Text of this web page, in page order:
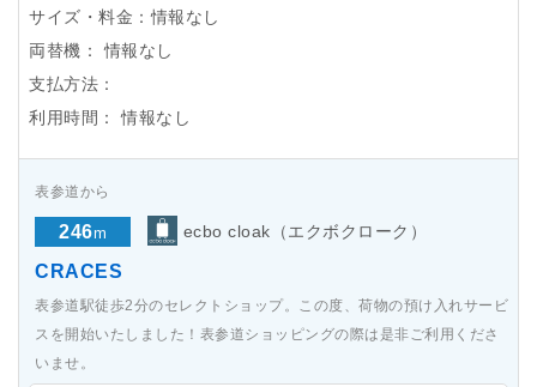
サイズ・料金：情報なし
両替機：
情報なし
支払方法：
利用時間：
情報なし
表参道から
246m ecbo cloak（エクボクローク）
CRACES
表参道駅徒歩2分のセレクトショップ。この度、荷物の預け入れサービ
スを開始いたしました！表参道ショッピングの際は是非ご利用くださ
いませ。